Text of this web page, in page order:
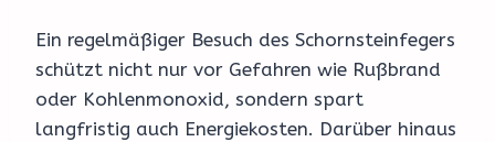
Ein regelmäßiger Besuch des Schornsteinfegers
schützt nicht nur vor Gefahren wie Rußbrand
oder Kohlenmonoxid, sondern spart
langfristig auch Energiekosten. Darüber hinaus